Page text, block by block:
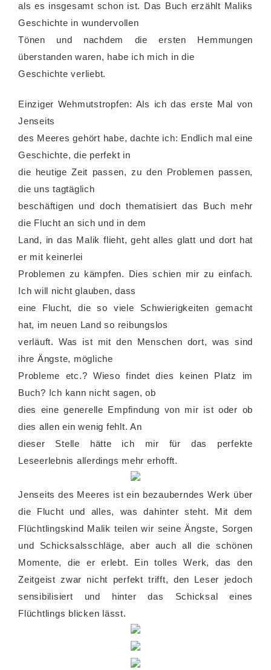
als es insgesamt schon ist. Das Buch erzählt Maliks
Geschichte in wundervollen
Tönen und nachdem die ersten Hemmungen
überstanden waren, habe ich mich in die
Geschichte verliebt.
Einziger Wehmutstropfen: Als ich das erste Mal von
Jenseits
des Meeres gehört habe, dachte ich: Endlich mal eine
Geschichte, die perfekt in
die heutige Zeit passen, zu den Problemen passen,
die uns tagtäglich
beschäftigen und doch thematisiert das Buch mehr
die Flucht an sich und in dem
Land, in das Malik flieht, geht alles glatt und dort hat
er mit keinerlei
Problemen zu kämpfen. Dies schien mir zu einfach.
Ich will nicht glauben, dass
eine Flucht, die so viele Schwierigkeiten gemacht
hat, im neuen Land so reibungslos
verläuft. Was ist mit den Menschen dort, was sind
ihre Ängste, mögliche
Probleme etc.? Wieso findet dies keinen Platz im
Buch? Ich kann nicht sagen, ob
dies eine generelle Empfindung von mir ist oder ob
dies allen ein wenig fehlt. An
dieser Stelle hätte ich mir für das perfekte
Leseerlebnis allerdings mehr erhofft.
Jenseits des Meeres ist ein bezauberndes Werk über
die Flucht und alles, was dahinter steht. Mit dem
Flüchtlingskind Malik teilen wir seine Ängste, Sorgen
und Schicksalsschläge, aber auch all die schönen
Momente, die er erlebt. Ein tolles Werk, das den
Zeitgeist zwar nicht perfekt trifft, den Leser jedoch
sensibilisiert und hinter das Schicksal eines
Flüchtlings blicken lässt.